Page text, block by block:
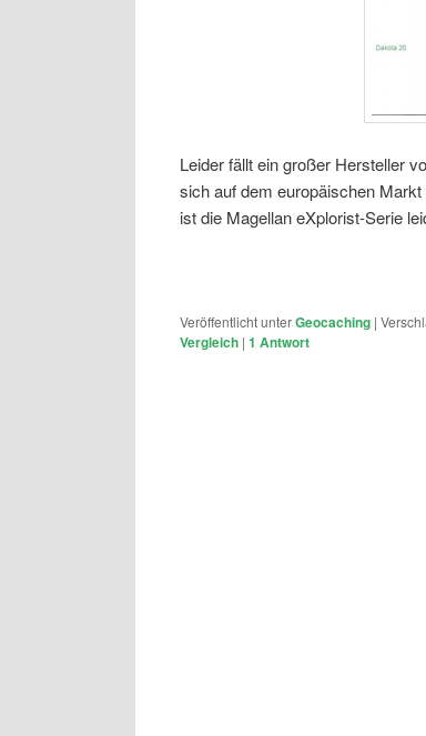
Leider fällt ein großer Hersteller
sich auf dem europäischen
ist die Magellan eXplorist-Serie
Veröffentlicht unterGeocaching |
Vergleich | 1 Antwort